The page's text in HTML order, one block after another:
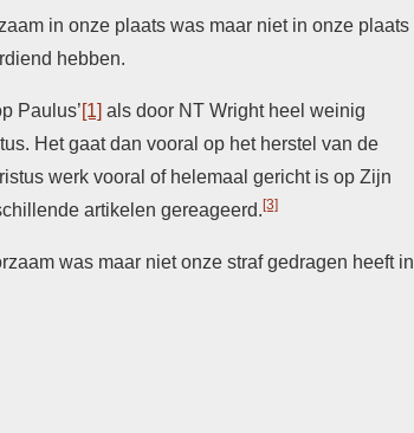
in onze plaats was maar niet in onze plaats
hebben.
Paulus’[1] als door NT Wright heel weinig
Het gaat dan vooral op het herstel van de
werk vooral of helemaal gericht is op Zijn
artikelen gereageerd. [3]
was maar niet onze straf gedragen heeft in